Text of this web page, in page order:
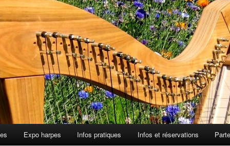
Expo harpes Infos pratiques Infos et réservations